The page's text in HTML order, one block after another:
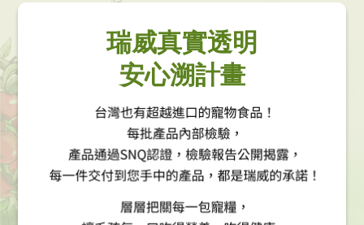
瑞威真實透明
安心溯計畫